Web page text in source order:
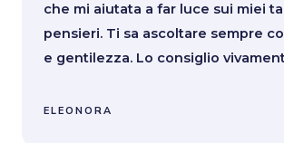
che mi aiutata a far luce sui miei
pensieri. Ti sa ascoltare sempre
e gentilezza. Lo consiglio
ELEONORA